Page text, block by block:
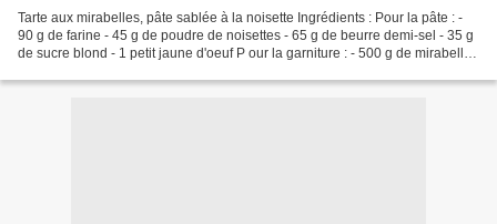
Tarte aux mirabelles, pâte sablée à la noisette Ingrédients : Pour la pâte : -
90 g de farine - 45 g de poudre de noisettes - 65 g de beurre demi-sel - 35 g
de sucre blond - 1 petit jaune d'oeuf P our la garniture : - 500 g de mirabelles